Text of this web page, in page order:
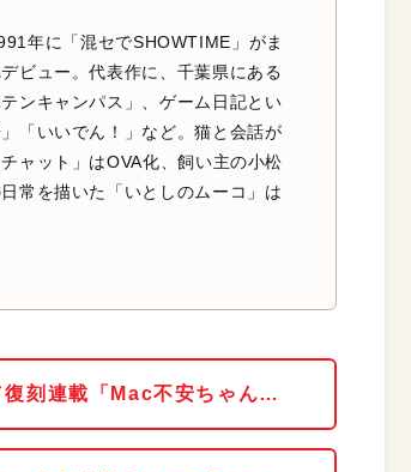
年に「混セでSHOWTIME」がま
ビュー。代表作に、千葉県にある
ンキャンパス」、ゲーム日記とい
「いいでん！」など。猫と会話が
ャット」はOVA化、飼い主の小松
常を描いた「いとしのムーコ」は
刻連載「Mac不安ちゃん…